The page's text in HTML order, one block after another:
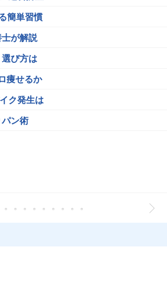
簡単習慣
が解説
び方は
痩せるか
ク発生は
ン術